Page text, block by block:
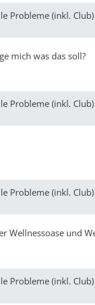
Probleme (inkl. Club)
mich was das soll?
Probleme (inkl. Club)
Probleme (inkl. Club)
Wellnessoase und
Probleme (inkl. Club)